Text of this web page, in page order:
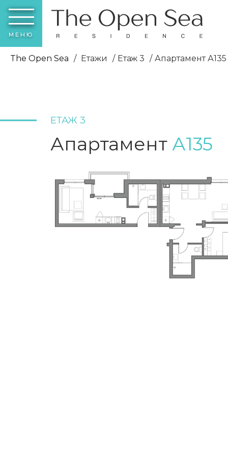
МЕНЮ
The Open Sea Етажи Етаж 3 Апартамент А135
ЕТАЖ 3
Апартамент А135